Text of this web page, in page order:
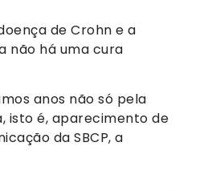
de Crohn e a
não há uma cura
anos não só pela
isto é, aparecimento de
da SBCP, a